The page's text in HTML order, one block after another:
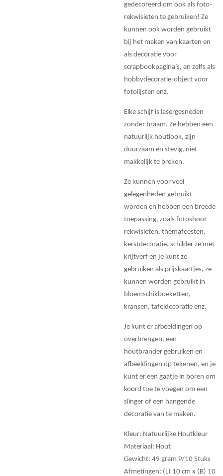
gedecoreerd om ook als foto-
rekwisieten te gebruiken! Ze
kunnen ook worden gebruikt
bij het maken van kaarten en
als decoratie voor
scrapbookpagina’s, en zelfs als
hobbydecoratie-object voor
fotolijsten enz.
Elke schijf is lasergesneden
zonder braam. Ze hebben een
natuurlijk houtlook, zijn
duurzaam en stevig, niet
makkelijk te breken.
Ze kunnen voor veel
gelegenheden gebruikt
worden en hebben een breede
toepassing, zoals fotoshoot-
rekwisieten, themafeesten,
kerstdecoratie, schilder ze met
krijtverf en je kunt ze
gebruiken als prijskaartjes, ze
kunnen worden gebruikt in
bloemschikboeketten,
kransen, tafeldecoratie enz.
Je kunt er afbeeldingen op
overbrengen, een
houtbrander gebruiken en
afbeeldingen op tekenen, en je
kunt er een gaatje in boren om
koord toe te voegen om een
slinger of een hangende
decoratie van te maken.
Kleur: Natuurlijke Houtkleur
Materiaal: Hout
Gewicht: 49 gram P/10 Stuks
Afmetingen: (L) 10 cm x (B) 10